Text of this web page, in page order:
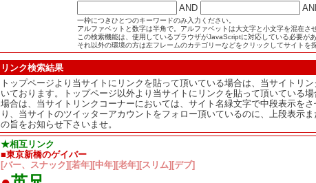
AND
一枠につきひとつのキーワードのみ入力ください。
アルファベットと数字は半角で。アルファベットは大文字と小文字を混在さ
この検索機能は、使用しているブラウザがJavaScriptに対応している必要があ
それ以外の環境の方は左フレームのカテゴリーなどをクリックしてサイトを
リンク検索結果
トップページより当サイトにリンクを貼って頂いている場合は、当サイトリ
いております。トップページ以外より当サイトにリンクを貼って頂いている場
場合は、当サイトリンクコーナーにおいては、サイト名緑文字で中段表示を
り、当サイトのツイッターアカウントをフォロー頂いているのに、上段表示
の旨をお知らせ下さいませ。
★相互リンク
■東京新橋のゲイバー
[バー、スナック][若年][中年][老年][スリム][デブ]